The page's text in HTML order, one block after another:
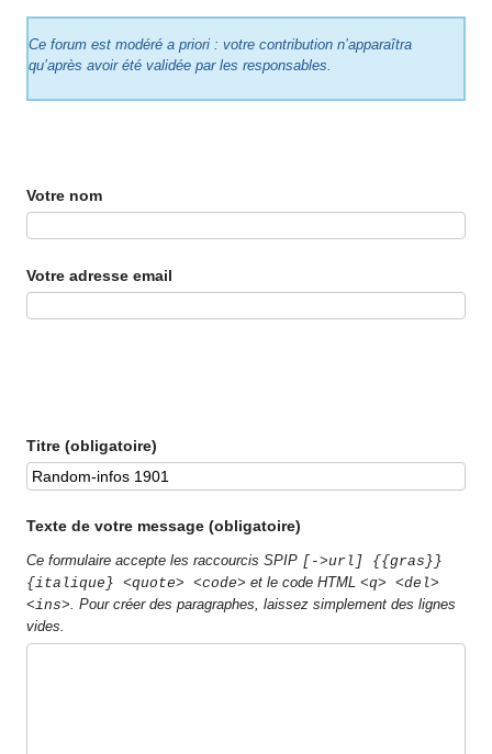
Ce forum est modéré a priori : votre contribution n’apparaîtra
qu’après avoir été validée par les responsables.
Votre nom
Votre adresse email
Titre (obligatoire)
Texte de votre message (obligatoire)
Ce formulaire accepte les raccourcis SPIP [->url] {{gras}}
{italique} <quote> <code> et le code HTML<q> <del>
<ins> . Pour créer des paragraphes, laissez simplement des lignes
vides.